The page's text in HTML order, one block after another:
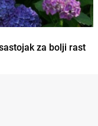
za bolji rast